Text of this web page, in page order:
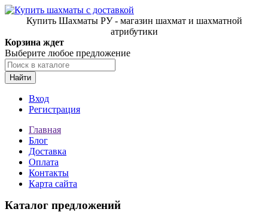
Купить Шахматы РУ - магазин шахмат и шахматной
атрибутики
Корзина ждет
Выберите любое предложение
Найти
Вход
Регистрация
Главная
Блог
Доставка
Оплата
Контакты
Карта сайта
Каталог предложений